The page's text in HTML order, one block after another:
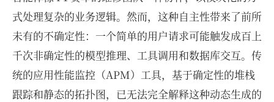
式处理复杂的业务逻辑。然而，这种自主性带来了前所
未有的不确定性：一个简单的用户请求可能触发成百上
千次非确定性的模型推理、工具调用和数据库交互。传
统的应用性能监控（APM）工具，基于确定性的堆栈
跟踪和静态的拓扑图，已无法完全解释这种动态生成的